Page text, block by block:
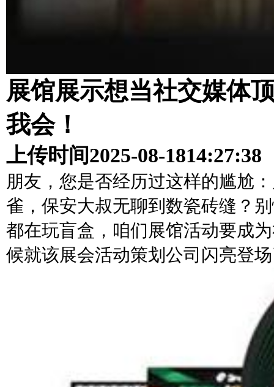
展馆展示想当社交媒体
我会！
上传时间2025-08-1814:27:38
朋友，您是否经历过这样的尴尬
雀，保安大叔无聊到数瓷砖缝？
都在玩盲盒，咱们展馆活动要成
候就该展会活动策划公司闪亮